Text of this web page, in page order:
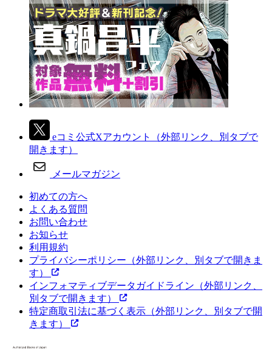
eコミ公式Xアカウント
（外部リンク、別タブで
開きます）
メールマガジン
初めての方へ
よくある質問
お問い合わせ
お知らせ
利用規約
プライバシーポリシー （外部リンク、別タブで開きま
す）
インフォマティブデータガイドライン （外部リンク、
別タブで開きます）
特定商取引法に基づく表示 （外部リンク、別タブで開
きます）